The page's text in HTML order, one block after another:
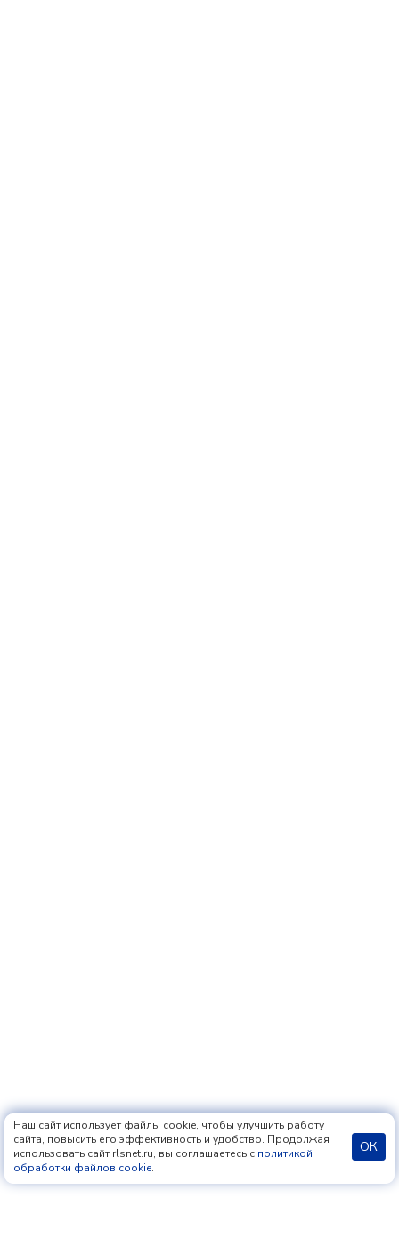
Наш сайт использует файлы cookie, чтобы улучшить работу
сайта, повысить его эффективность и удобство. Продолжая
использовать сайт rlsnet.ru, вы соглашаетесь с политикой
обработки файлов cookie.
ОК